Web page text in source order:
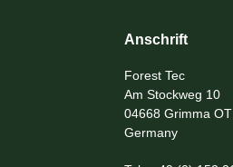
Anschrift
Forest Tec
Am Stockweg 10
04668 Grimma
Germany